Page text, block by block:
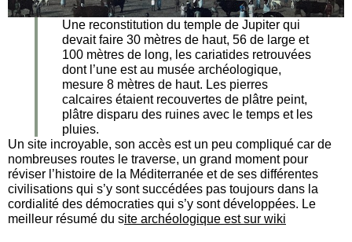
Une reconstitution du temple de Jupiter qui
devait faire 30 mètres de haut, 56 de large et
100 mètres de long, les cariatides retrouvées
dont l’une est au musée archéologique,
mesure 8 mètres de haut. Les pierres
calcaires étaient recouvertes de plâtre peint,
plâtre disparu des ruines avec le temps et les
pluies.
Un site incroyable, son accès est un peu compliqué car de
nombreuses routes le traverse, un grand moment pour
réviser l’histoire de la Méditerranée et de ses différentes
civilisations qui s’y sont succédées pas toujours dans la
cordialité des démocraties qui s’y sont développées. Le
meilleur résumé du site archéologique est sur wiki